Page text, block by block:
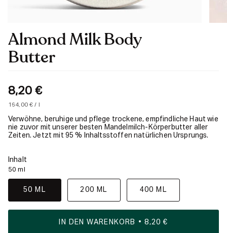
Almond Milk Body
Butter
8,20 €
Einheitspreis
164,00 € /pro
Verwöhne, beruhige und pflege trockene, empfindliche Haut wie
nie zuvor mit unserer besten Mandelmilch-Körperbutter aller
Zeiten. Jetzt mit 95 % Inhaltsstoffen natürlichen Ursprungs.
Inhalt
50 ml
50 ML 200 ML 400 ML
IN DEN WARENKORB 8,20 €